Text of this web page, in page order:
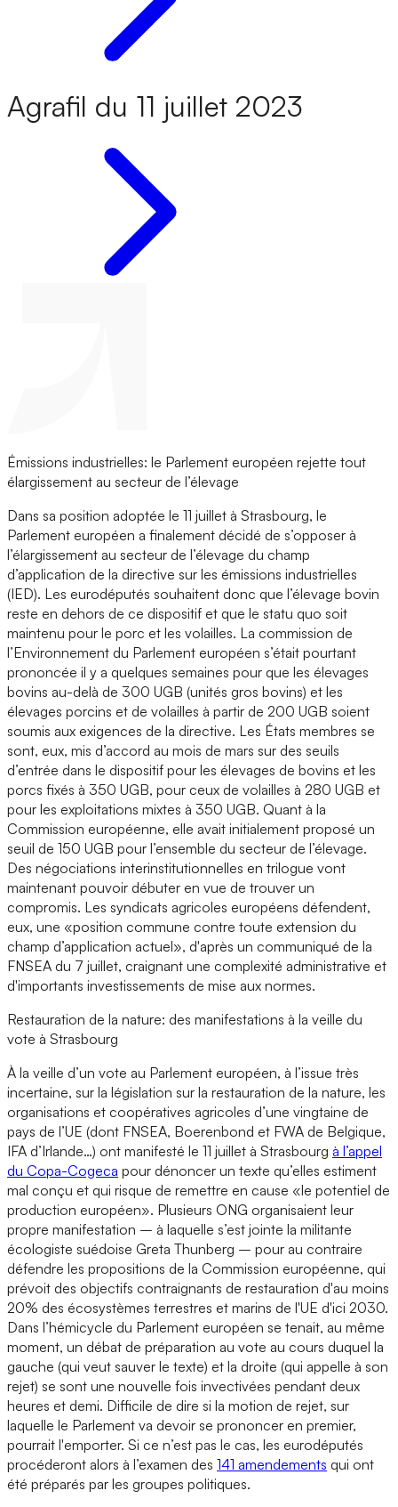
Agrafil du 11 juillet 2023
Émissions industrielles: le Parlement européen rejette tout
élargissement au secteur de l’élevage
Dans sa position adoptée le 11 juillet à Strasbourg, le
Parlement européen a finalement décidé de s’opposer à
l’élargissement au secteur de l’élevage du champ
d’application de la directive sur les émissions industrielles
(IED). Les eurodéputés souhaitent donc que l’élevage bovin
reste en dehors de ce dispositif et que le statu quo soit
maintenu pour le porc et les volailles. La commission de
l’Environnement du Parlement européen s’était pourtant
prononcée il y a quelques semaines pour que les élevages
bovins au-delà de 300 UGB (unités gros bovins) et les
élevages porcins et de volailles à partir de 200 UGB soient
soumis aux exigences de la directive. Les États membres se
sont, eux, mis d’accord au mois de mars sur des seuils
d’entrée dans le dispositif pour les élevages de bovins et les
porcs fixés à 350 UGB, pour ceux de volailles à 280 UGB et
pour les exploitations mixtes à 350 UGB. Quant à la
Commission européenne, elle avait initialement proposé un
seuil de 150 UGB pour l’ensemble du secteur de l’élevage.
Des négociations interinstitutionnelles en trilogue vont
maintenant pouvoir débuter en vue de trouver un
compromis. Les syndicats agricoles européens défendent,
eux, une «position commune contre toute extension du
champ d’application actuel», d'après un communiqué de la
FNSEA du 7 juillet, craignant une complexité administrative et
d'importants investissements de mise aux normes.
Restauration de la nature: des manifestations à la veille du
vote à Strasbourg
À la veille d’un vote au Parlement européen, à l’issue très
incertaine, sur la législation sur la restauration de la nature, les
organisations et coopératives agricoles d’une vingtaine de
pays de l’UE (dont FNSEA, Boerenbond et FWA de Belgique,
IFA d’Irlande…) ont manifesté le 11 juillet à Strasbourg à l’appel
du Copa-Cogeca pour dénoncer un texte qu’elles estiment
mal conçu et qui risque de remettre en cause «le potentiel de
production européen». Plusieurs ONG organisaient leur
propre manifestation – à laquelle s’est jointe la militante
écologiste suédoise Greta Thunberg – pour au contraire
défendre les propositions de la Commission européenne, qui
prévoit des objectifs contraignants de restauration d'au moins
20% des écosystèmes terrestres et marins de l'UE d'ici 2030.
Dans l’hémicycle du Parlement européen se tenait, au même
moment, un débat de préparation au vote au cours duquel la
gauche (qui veut sauver le texte) et la droite (qui appelle à son
rejet) se sont une nouvelle fois invectivées pendant deux
heures et demi. Difficile de dire si la motion de rejet, sur
laquelle le Parlement va devoir se prononcer en premier,
pourrait l'emporter. Si ce n’est pas le cas, les eurodéputés
procéderont alors à l’examen des 141 amendements qui ont
été préparés par les groupes politiques.